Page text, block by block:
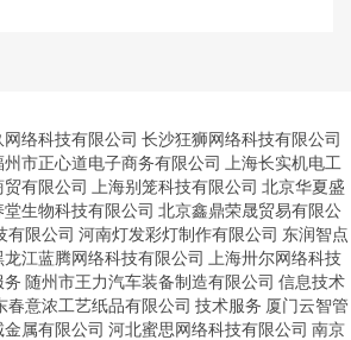
络科技有限公司 长沙狂狮网络科技有限公司
州市正心道电子商务有限公司
上海长实机电工
有限公司 上海别笼科技有限公司 北京华夏盛
生物科技有限公司 北京鑫鼎荣晟贸易有限公
有限公司 河南灯发彩灯制作有限公司 东润智点
龙江蓝腾网络科技有限公司
上海卅尔网络科技
务 随州市王力汽车装备制造有限公司 信息技术
春意浓工艺纸品有限公司 技术服务 厦门云智管
属有限公司 河北蜜思网络科技有限公司 南京